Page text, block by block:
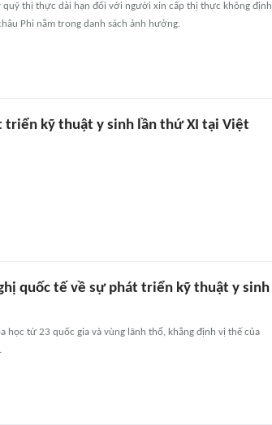
thị thực dài hạn đối với người xin cấp thị thực không định
Phi nằm trong danh sách ảnh hưởng.
triển kỹ thuật y sinh lần thứ XI tại Việt
quốc tế về sự phát triển kỹ thuật y sinh
học từ 23 quốc gia và vùng lãnh thổ, khẳng định vị thế của